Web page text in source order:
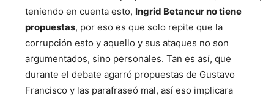
teniendo en cuenta esto, Ingrid Betancur no tiene
propuestas, por eso es que solo repite que la
corrupción esto y aquello y sus ataques no son
argumentados, sino personales. Tan es así, que
durante el debate agarró propuestas de Gustavo
Francisco y las parafraseó mal, así eso implicara